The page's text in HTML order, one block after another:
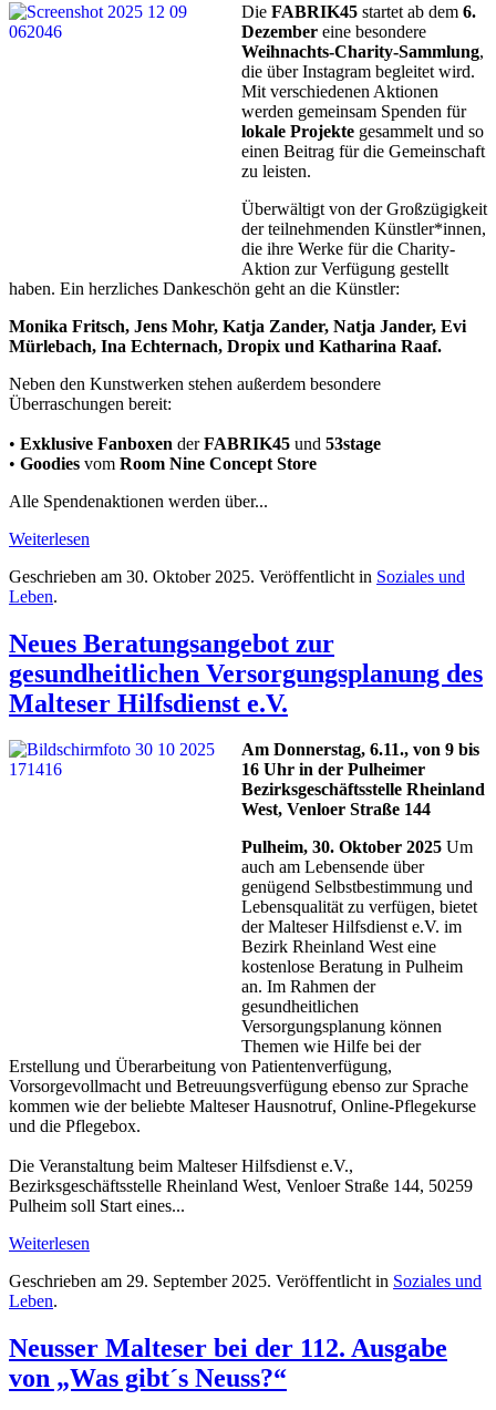
Die FABRIK45 startet ab dem 6.
Dezember eine besondere
Weihnachts-Charity-Sammlung,
die über Instagram begleitet wird.
Mit verschiedenen Aktionen
werden gemeinsam Spenden für
lokale Projekte gesammelt und so
einen Beitrag für die Gemeinschaft
zu leisten.
Überwältigt von der Großzügigkeit
der teilnehmenden Künstler*innen,
die ihre Werke für die Charity-
Aktion zur Verfügung gestellt
haben. Ein herzliches Dankeschön geht an die Künstler:
Monika Fritsch, Jens Mohr, Katja Zander, Natja Jander, Evi
Mürlebach, Ina Echternach, Dropix und Katharina Raaf.
Neben den Kunstwerken stehen außerdem besondere
Überraschungen bereit:
• Exklusive Fanboxen derFABRIK45 und 53stage
• Goodies vom Room Nine Concept Store
Alle Spendenaktionen werden über...
Weiterlesen
Geschrieben am 30. Oktober 2025. Veröffentlicht in Soziales und
Leben.
Neues Beratungsangebot zur
gesundheitlichen Versorgungsplanung des
Malteser Hilfsdienst e.V.
Am Donnerstag, 6.11., von 9 bis
16 Uhr in der Pulheimer
Bezirksgeschäftsstelle Rheinland
West, Venloer Straße 144
Pulheim, 30. Oktober 2025 Um
auch am Lebensende über
genügend Selbstbestimmung und
Lebensqualität zu verfügen, bietet
der Malteser Hilfsdienst e.V. im
Bezirk Rheinland West eine
kostenlose Beratung in Pulheim
an. Im Rahmen der
gesundheitlichen
Versorgungsplanung können
Themen wie Hilfe bei der
Erstellung und Überarbeitung von Patientenverfügung,
Vorsorgevollmacht und Betreuungsverfügung ebenso zur Sprache
kommen wie der beliebte Malteser Hausnotruf, Online-Pflegekurse
und die Pflegebox.
Die Veranstaltung beim Malteser Hilfsdienst e.V.,
Bezirksgeschäftsstelle Rheinland West, Venloer Straße 144, 50259
Pulheim soll Start eines...
Weiterlesen
Geschrieben am 29. September 2025. Veröffentlicht in Soziales und
Leben.
Neusser Malteser bei der 112. Ausgabe
von „Was gibt´s Neuss?“